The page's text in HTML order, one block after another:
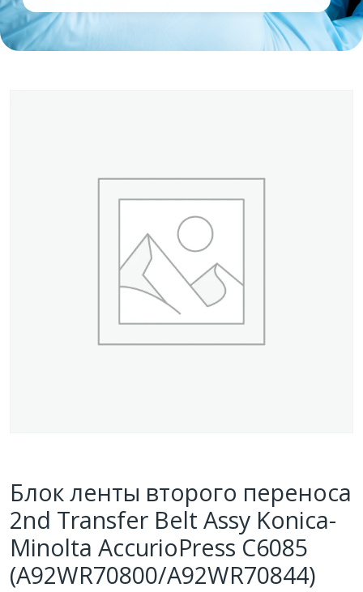
Блок ленты второго переноса
2nd Transfer Belt Assy Konica-
Minolta AccurioPress C6085
(A92WR70800/A92WR70844)